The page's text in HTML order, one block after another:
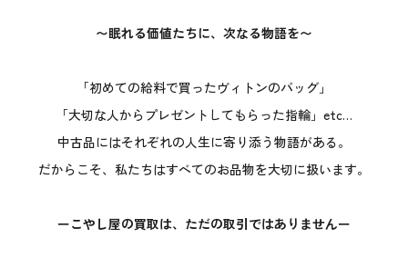
〜眠れる価値たちに、次なる物語を〜
「初めての給料で買ったヴィトンのバッグ」
「大切な人からプレゼントしてもらった指輪」etc…
中古品にはそれぞれの人生に寄り添う物語がある。
だからこそ、私たちはすべてのお品物を大切に扱います。
ーこやし屋の買取は、ただの取引ではありませんー